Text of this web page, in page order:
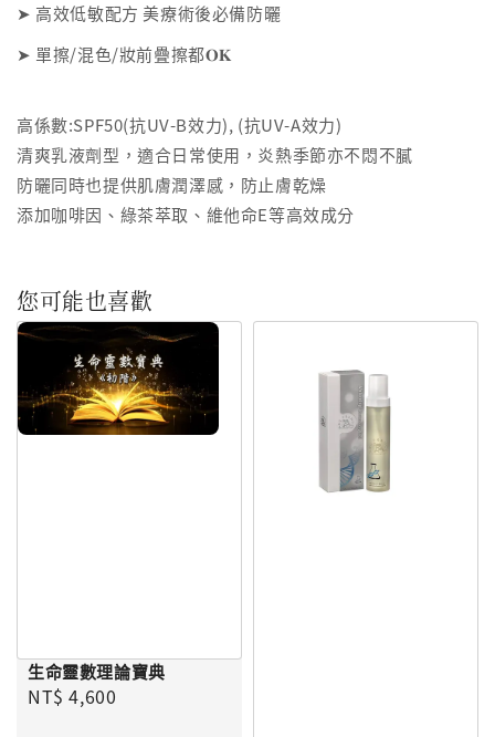
➤ 高效低敏配方 美療術後必備防曬
➤ 單擦/混色/妝前疊擦都𝐎𝐊
高係數:SPF50(抗UV-B效力), (抗UV-A效力)
清爽乳液劑型，適合日常使用，炎熱季節亦不悶不膩
防曬同時也提供肌膚潤澤感，防止膚乾燥
添加咖啡因、綠茶萃取、維他命E等高效成分
您可能也喜歡
生命靈數理論寶典
Regular price
NT$ 4,600